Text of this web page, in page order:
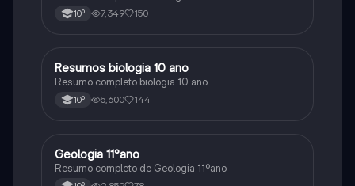
10º 7,349 150
Biologia
Resumos biologia 10 ano
Resumo completo biologia 10 ano
10º 5,600 144
Biologia
Geologia 11°ano
Resumo completo de Geologia 11ºano